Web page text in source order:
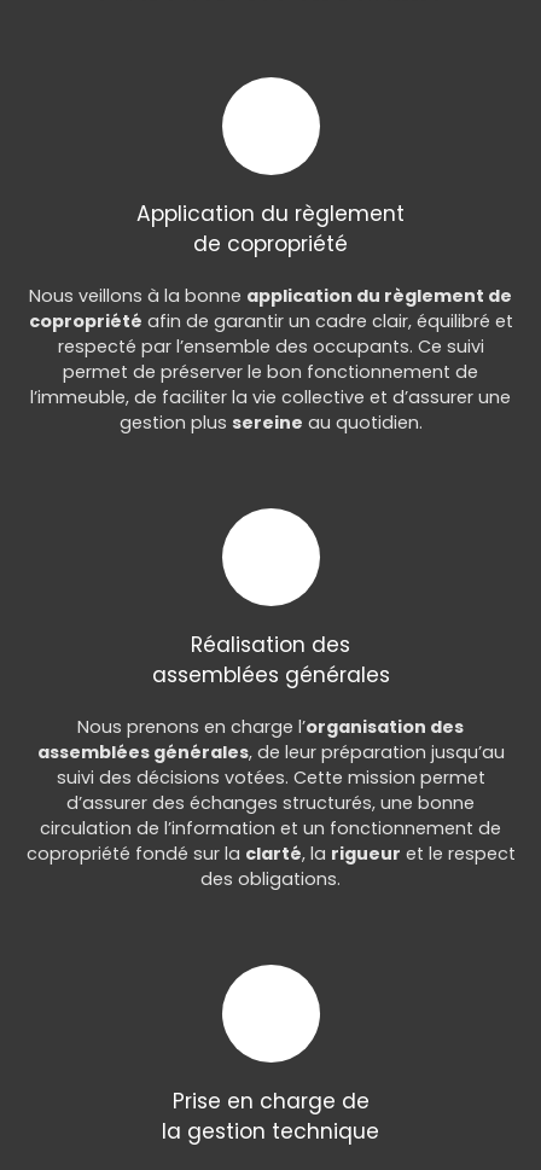
Application du règlement
de copropriété
Nous veillons à la bonne application du règlement de
copropriété afin de garantir un cadre clair, équilibré et
respecté par l’ensemble des occupants. Ce suivi
permet de préserver le bon fonctionnement de
l’immeuble, de faciliter la vie collective et d’assurer une
gestion plus sereine au quotidien.
Réalisation des
assemblées générales
Nous prenons en charge l’organisation des
assemblées générales, de leur préparation jusqu’au
suivi des décisions votées. Cette mission permet
d’assurer des échanges structurés, une bonne
circulation de l’information et un fonctionnement de
copropriété fondé sur la clarté, la rigueur et le respect
des obligations.
Prise en charge de
la gestion technique